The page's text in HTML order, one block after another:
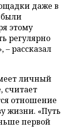
даже в
были
этому
регулярно
– рассказал
личный
считает
отношение
жизни. «Путь
первой